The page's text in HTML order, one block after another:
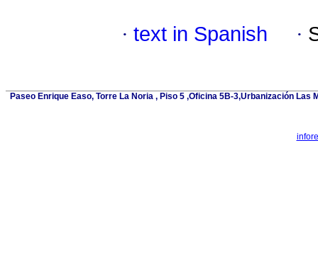
· text in Spanish ·
Paseo Enrique Easo, Torre La Noria , Piso 5 ,Oficina 5B-3,Urbanización